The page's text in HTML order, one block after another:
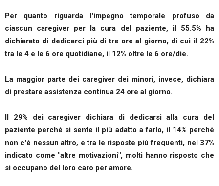
Per quanto riguarda l'impegno temporale profuso da
ciascun caregiver per la cura del paziente, il 55.5% ha
dichiarato di dedicarci più di tre ore al giorno, di cui il 22%
tra le 4 e le 6 ore quotidiane, il 12% oltre le 6 ore/die.
La maggior parte dei caregiver dei minori, invece, dichiara
di prestare assistenza continua 24 ore al giorno.
Il 29% dei caregiver dichiara di dedicarsi alla cura del
paziente perché si sente il più adatto a farlo, il 14% perché
non c'è nessun altro, e tra le risposte più frequenti, nel 37%
indicato come "altre motivazioni", molti hanno risposto che
si occupano del loro caro per amore.